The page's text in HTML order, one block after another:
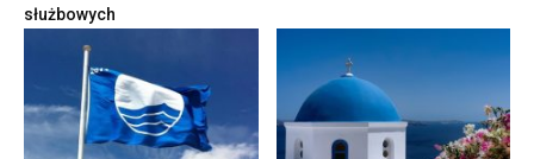
służbowych